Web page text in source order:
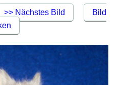
>> Nächstes Bild
Bild